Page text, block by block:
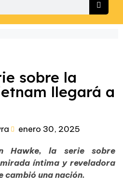
sobre la
llegará a
enero 30, 2025
Hawke, la serie sobre
íntima y reveladora
cambió una nación.